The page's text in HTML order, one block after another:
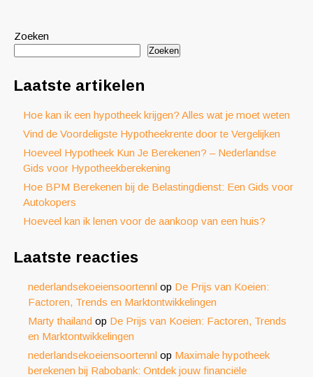
Zoeken
Zoeken
Laatste artikelen
Hoe kan ik een hypotheek krijgen? Alles wat je moet weten
Vind de Voordeligste Hypotheekrente door te Vergelijken
Hoeveel Hypotheek Kun Je Berekenen? – Nederlandse
Gids voor Hypotheekberekening
Hoe BPM Berekenen bij de Belastingdienst: Een Gids voor
Autokopers
Hoeveel kan ik lenen voor de aankoop van een huis?
Laatste reacties
nederlandsekoeiensoortennl op De Prijs van Koeien:
Factoren, Trends en Marktontwikkelingen
Marty thailand op De Prijs van Koeien: Factoren, Trends
en Marktontwikkelingen
nederlandsekoeiensoortennl op Maximale hypotheek
berekenen bij Rabobank: Ontdek jouw financiële